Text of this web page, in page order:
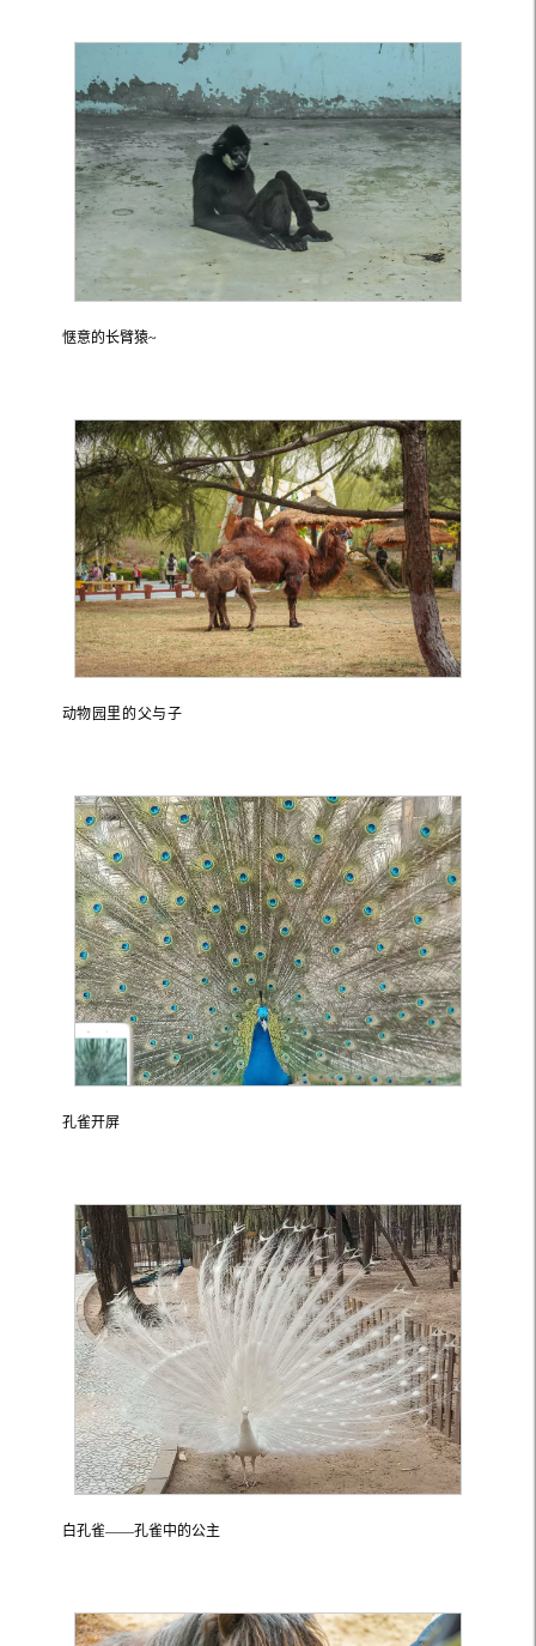
惬意的长臂猿~
动物园里的父与子
孔雀开屏
白孔雀——孔雀中的公主